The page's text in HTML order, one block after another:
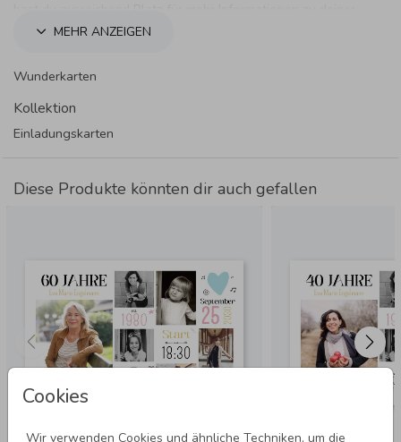
Cookies
Wir verwenden Cookies und ähnliche Techniken, um die
Feier. MEHR ANZEIGEN
Wunderkarten
Kollektion
Einladungskarten
Diese Produkte könnten dir auch gefallen